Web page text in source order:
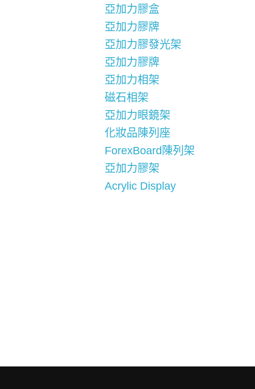
亞加力膠盒
亞加力膠牌
亞加力膠發光架
亞加力膠牌
亞加力相架
磁石相架
亞加力眼鏡架
化妝品陳列座
ForexBoard陳列架
亞加力膠架
Acrylic Display